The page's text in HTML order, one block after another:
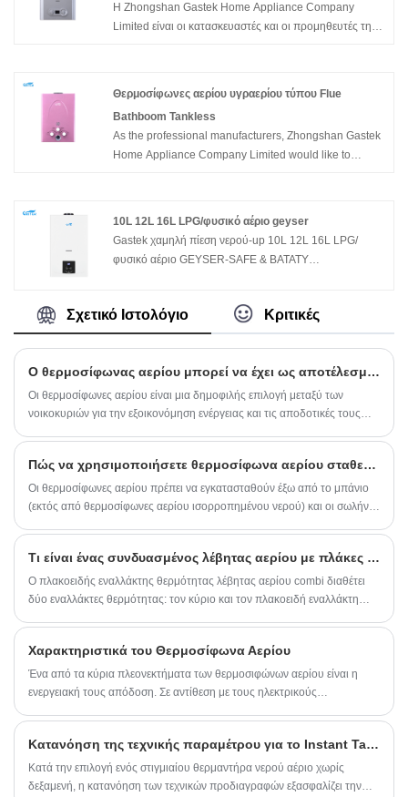
Compact Gas
Zhongshan Gastek Home Appliance Company Limited
and we will offer you the best after-sale service and
αερίου για ντους
Η Zhongshan Gastek Home Appliance Company
Limited είναι οι κατασκευαστές και οι προμηθευτές της
να οικοδομήσουμε επιχειρηματικές σχέσεις μαζί σας.
Θερμοσίφωνες αερίου υγραερίου τύπου Flue
Bathboom Tankless
As the professional manufacturers, Zhongshan Gastek
Home Appliance Company Limited would like to
10L 12L 16L LPG/φυσικό αέριο geyser
Gastek χαμηλή πίεση νερού-up 10L 12L 16L LPG/
φυσικό αέριο GEYSER-SAFE & BATATY
ηλεκτρομαγνητικής ηλεκτρομαγνητικής βαλβίδας και
αναβαθμισμένο αισθητήρα ροής νερού για αξιόπιστη
κατανάλωση ηλεκτρικής ενέργειας και μειώνοντας τους
κινδύνους εμπλοκής. Η ενισχυμένη ασφάλεια με
πολλαπλές προστασίες (συμπεριλαμβανομένης της
φλόγας και προστασία τυχαίας τερματισμού)
εξασφαλίζει την ασφαλή λειτουργία. Ιδανικό για σπίτια
και περιοχές με ασταθή παροχή νερού.
μπαταρία. Οι χρήστες δεν χρειάζεται να αλλάζουν
μπαταρίες. Περισσότερη ευκολία για χρήση.
Σχετικό Ιστολόγιο Κριτικές
Ο θερμοσίφωνας αερίου μπορεί να έχει ως αποτέλεσμα χαμηλότερους λογαριασμούς ενέργειας και εκπομπές άνθρακα
Οι θερμοσίφωνες αερίου είναι μια δημοφιλής επιλογή μεταξύ των
νοικοκυριών για την εξοικονόμηση ενέργειας και τις αποδοτικές τους
χαμηλότερους λογαριασμούς ενέργειας και εκπομπές άνθρακα.
Πώς να χρησιμοποιήσετε θερμοσίφωνα αερίου σταθερής θερμοκρασίας;
Οι θερμοσίφωνες αερίου πρέπει να εγκατασταθούν έξω από το μπάνιο
(εκτός από θερμοσίφωνες αερίου ισορροπημένου νερού) και οι σωλήνες
θερμοσίφωνα αερίου στην ύπαιθρο κατά τη χρήση, διαφορετικά μπορεί
προκαλούν δηλητηρίαση από μονοξείδιο του άνθρακα.
Τι είναι ένας συνδυασμένος λέβητας αερίου με πλάκες εναλλάκτη θερμότητας;
Ο πλακοειδής εναλλάκτης θερμότητας λέβητας αερίου combi διαθέτει
δύο εναλλάκτες θερμότητας: τον κύριο και τον πλακοειδή εναλλάκτη
Χαρακτηριστικά του Θερμοσίφωνα Αερίου
Ένα από τα κύρια πλεονεκτήματα των θερμοσιφώνων αερίου είναι η
ενεργειακή τους απόδοση. Σε αντίθεση με τους ηλεκτρικούς
φυσικό αέριο για τη δημιουργία θερμότητας. Αυτό σημαίνει ότι
καταναλώνουν λιγότερη ενέργεια συνολικά, γεγονός που μπορεί να
μεταφραστεί σε σημαντική εξοικονόμηση ενέργειας στον λογαριασμό
Κατανόηση της τεχνικής παραμέτρου για το Instant Tankless Gas Heater Water (2/2)
Κατά την επιλογή ενός στιγμιαίου θερμαντήρα νερού αέριο χωρίς
δεξαμενή, η κατανόηση των τεχνικών προδιαγραφών εξασφαλίζει την